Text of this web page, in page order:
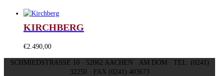
KIRCHBERG
€2.490,00
SCHMIEDSTRASSE 10 · 52062 AACHEN · AM DOM · TEL. (0241)
32250 · FAX (0241) 403673